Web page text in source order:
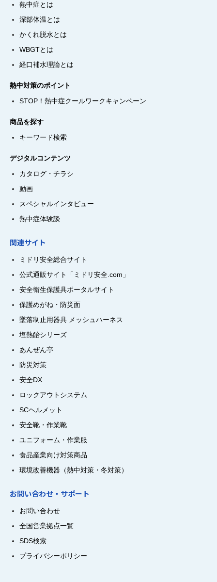
熱中症とは
深部体温とは
かくれ脱水とは
WBGTとは
経口補水理論とは
熱中対策のポイント
STOP！熱中症クールワークキャンペーン
商品を探す
キーワード検索
デジタルコンテンツ
カタログ・チラシ
動画
スペシャルインタビュー
熱中症体験談
関連サイト
ミドリ安全総合サイト
公式通販サイト「ミドリ安全.com」
安全衛生保護具ポータルサイト
保護めがね・防災面
墜落制止用器具 メッシュハーネス
塩熱飴シリーズ
あんぜん亭
防災対策
安全DX
ロックアウトシステム
SCヘルメット
安全靴・作業靴
ユニフォーム・作業服
食品産業向け対策商品
環境改善機器（熱中対策・冬対策）
お問い合わせ・サポート
お問い合わせ
全国営業拠点一覧
SDS検索
プライバシーポリシー